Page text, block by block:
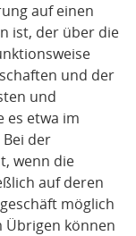
auf einen
ist, der über die
und der
und
es etwa im
der
wenn die
auf deren
möglich
Übrigen können